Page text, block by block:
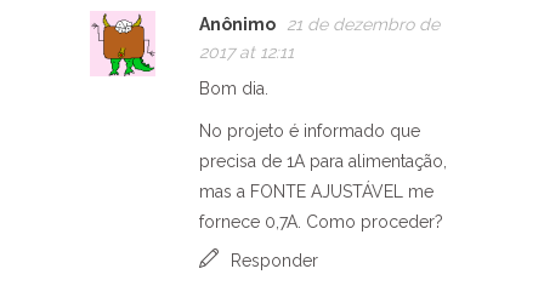
Anônimo
21 de dezembro de
2017 at 12:11
Bom dia.
No projeto é informado que
precisa de 1A para alimentação,
mas a FONTE AJUSTÁVEL me
fornece 0,7A. Como proceder?
Responder